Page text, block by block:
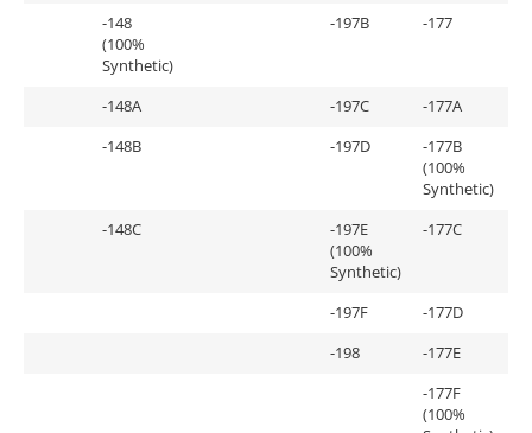
-148
(100%
Synthetic)
-197B -177
-148A -197C
-177A
-148B
-197D
-177B
(100%
Synthetic)
-148C
-197E
(100%
Synthetic)
-177C
-197F
-177D
-198
-177E
-177F
(100%